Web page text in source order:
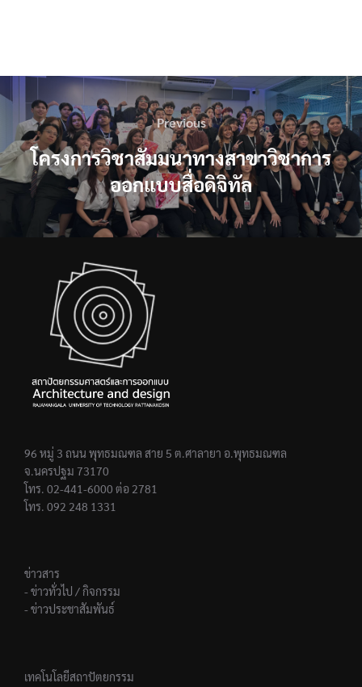
แนะแนว
เรื่อง
Previous
Previous
โครงการวิชาสัมมนาทางสาขาวิชาการ
ออกแบบสื่อดิจิทัล
96 หมู่ 3 ถนน พุทธมณฑล สาย 5 ต.ศาลายา อ.พุทธมณฑล
จ.นครปฐม 73170
โทร. 02-441-6000 ต่อ 2781
โทร. 092 248 1331
ข่าวสาร
- ข่าวทั่วไป / กิจกรรม
- ข่าวประชาสัมพันธ์
เทคโนโลยีสถาปัตยกรรม